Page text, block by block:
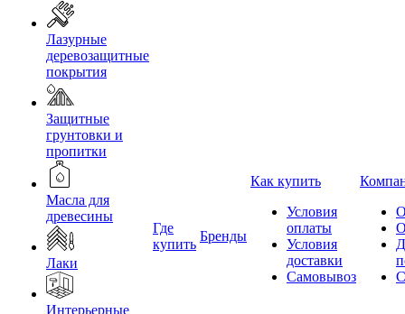
Лазурные
деревозащитные
покрытия
Защитные
грунтовки и
пропитки
Масла для
древесины
Лаки
Интерьерные
Где
купить
Бренды
Как купить
Условия
оплаты
Условия
доставки
Самовывоз